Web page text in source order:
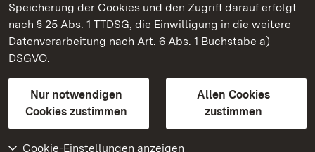
Speicherung der Cookies und den Zugriff darauf erfolgt
nach § 25 Abs. 1 TTDSG, die Einwilligung in die weitere
Datenverarbeitung nach Art. 6 Abs. 1 Buchstabe a)
DSGVO.
Nur notwendigen
Cookies zustimmen
Allen Cookies
zustimmen
Cookie-Einstellungen anzeigen
Staatliche Schlösser und Gärten Baden-Württemberg
Kontakt
GebärdenspracheLeichte Sprache
Erklärung zur Barrierefreiheit
BITV-konform (geprüfte Seiten)